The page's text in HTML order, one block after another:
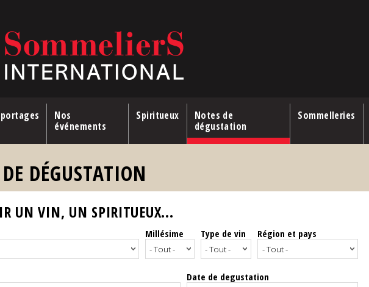
Nos
événements
Spiritueux
Notes de
dégustation
Sommelleries
DÉGUSTATION
UN VIN, UN SPIRITUEUX...
Millésime Type de vin Région et pays
Date de degustation